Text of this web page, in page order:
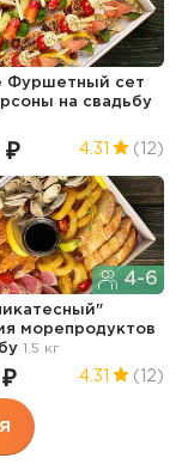
Фуршетный сет
на свадьбу
₽ 4.31 (12)
4-6
морепродуктов
1.5 кг
4.31 (12)